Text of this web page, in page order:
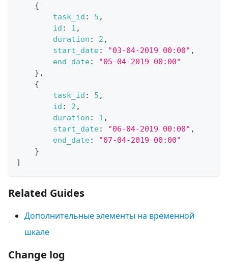
{
task_id : 5 ,
id : 1 ,
duration : 2 ,
start_date: "03-04-2019 00:00" ,
end_date:
"05-04-2019 00:00"
} ,
{
task_id : 5 ,
id : 2 ,
duration : 1 ,
start_date: "06-04-2019 00:00" ,
end_date:
"07-04-2019 00:00"
}
]
Related Guides
Дополнительные элементы на временной
шкале
Change log